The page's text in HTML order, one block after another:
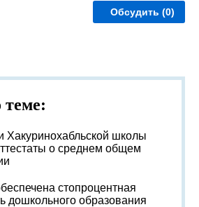
Обсудить (0)
Хакуринохабльской школы
о среднем общем
стопроцентная
дошкольного образования